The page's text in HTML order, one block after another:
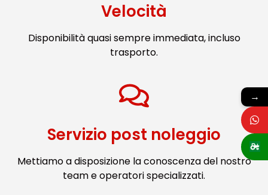
Velocità
Disponibilità quasi sempre immediata, incluso
trasporto.
Servizio post noleggio
Mettiamo a disposizione la conoscenza del nostro
team e operatori specializzati.
→